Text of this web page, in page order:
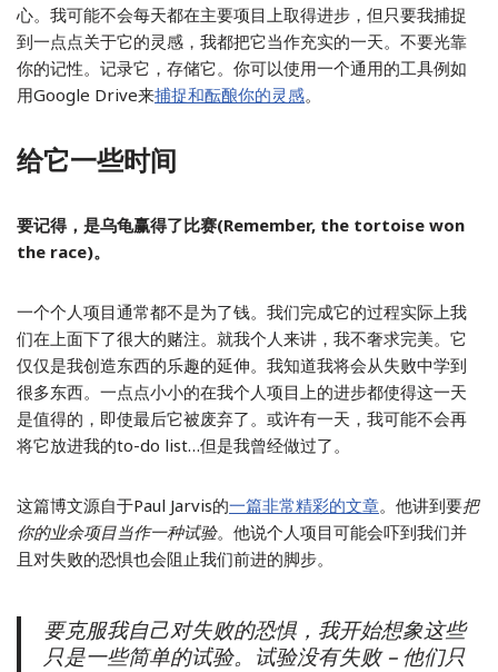
心。我可能不会每天都在主要项目上取得进步，但只要我捕捉
到一点点关于它的灵感，我都把它当作充实的一天。不要光靠
你的记性。记录它，存储它。你可以使用一个通用的工具例如
用Google Drive来捕捉和酝酿你的灵感。
给它一些时间
要记得，是乌龟赢得了比赛(Remember, the tortoise won
the race)。
一个个人项目通常都不是为了钱。我们完成它的过程实际上我
们在上面下了很大的赌注。就我个人来讲，我不奢求完美。它
仅仅是我创造东西的乐趣的延伸。我知道我将会从失败中学到
很多东西。一点点小小的在我个人项目上的进步都使得这一天
是值得的，即使最后它被废弃了。或许有一天，我可能不会再
将它放进我的to-do list…但是我曾经做过了。
这篇博文源自于Paul Jarvis的一篇非常精彩的文章。他讲到要把
你的业余项目当作一种试验。他说个人项目可能会吓到我们并
且对失败的恐惧也会阻止我们前进的脚步。
要克服我自己对失败的恐惧，我开始想象这些
只是一些简单的试验。试验没有失败 – 他们只